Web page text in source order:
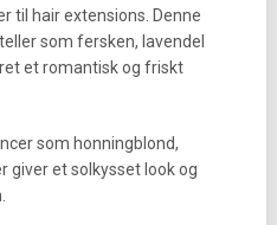
til hair extensions. Denne
som fersken, lavendel
et romantisk og friskt
som honningblond,
giver et solkysset look og